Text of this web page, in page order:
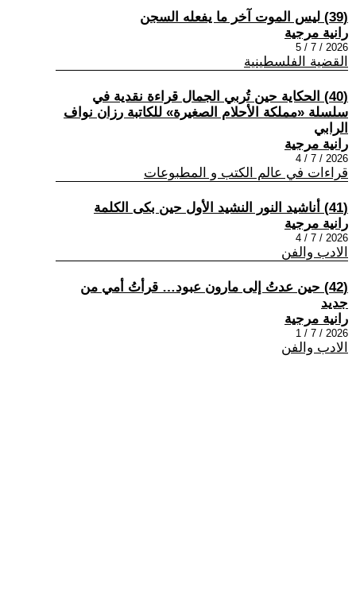
(39) ليس الموت آخر ما يفعله السجن
رانية مرجية
2026 / 7 / 5
القضية الفلسطينية
(40) الحكاية حين تُربي الجمال قراءة نقدية في
سلسلة «مملكة الأحلام الصغيرة» للكاتبة رزان نواف
الرابي
رانية مرجية
2026 / 7 / 4
قراءات في عالم الكتب و المطبوعات
(41) أناشيد النور النشيد الأول حين بكى الكلمة
رانية مرجية
2026 / 7 / 4
الادب والفن
(42) حين عدتُ إلى مارون عبود… قرأتُ أمي من
جديد
رانية مرجية
2026 / 7 / 1
الادب والفن